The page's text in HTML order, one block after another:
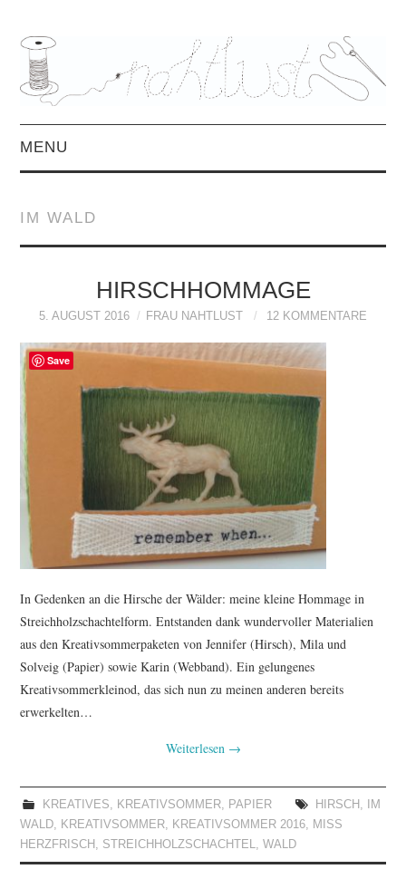
MENU
MITTWOCHSMIX &
TUTORIALS
WORKSHOPS
PAPIERLIEBE AM
MONTAG
IMPRESSUM
DATENSCHUTZ
IM WALD
HIRSCHHOMMAGE
5. AUGUST 2016 FRAU NAHTLUST 12 KOMMENTARE
In Gedenken an die Hirsche der Wälder: meine kleine Hommage in
Streichholzschachtelform. Entstanden dank wundervoller Materialien
aus den Kreativsommerpaketen von Jennifer (Hirsch), Mila und
Solveig (Papier) sowie Karin (Webband). Ein gelungenes
Kreativsommerkleinod, das sich nun zu meinen anderen bereits
erwerkelten…
Weiterlesen →
KREATIVES, KREATIVSOMMER, PAPIER HIRSCH ,
IM
WALD, KREATIVSOMMER, KREATIVSOMMER 2016, MISS
HERZFRISCH , STREICHHOLZSCHACHTEL,WALD
Save